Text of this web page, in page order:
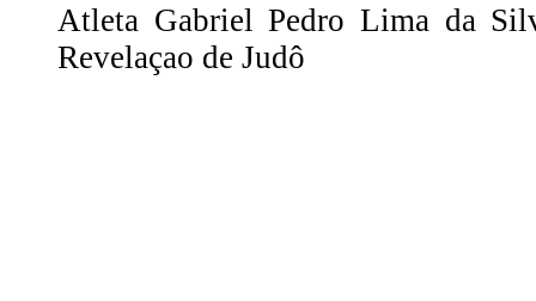
Atleta Gabriel Pedro Lima da
Revelaçao de Judô